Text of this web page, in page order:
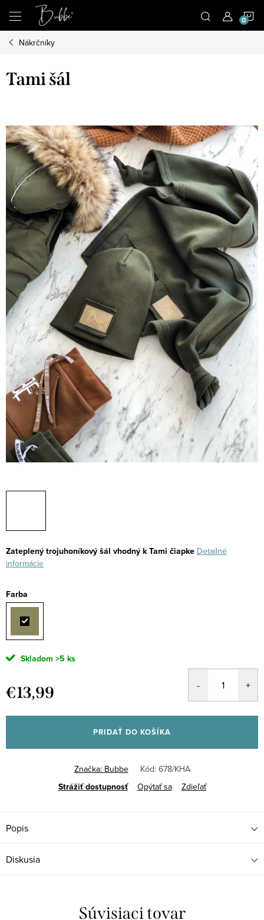
obsah
Nákrčníky
Tami šál
Zateplený trojuhoníkový šál vhodný k Tami čiapke Detailné
informácie
Farba
Skladom >5 ks
€13,99
cena:
PRIDAŤ DO KOŠÍKA
Značka: Bubbe Kód: 678/KHA
Opýtať sa
Strážiť Zdieľať
Popis
Diskusia
Súvisiaci tovar